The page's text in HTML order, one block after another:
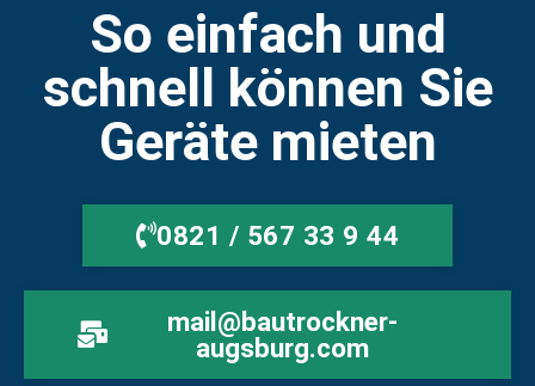
So einfach und
schnell können Sie
Geräte mieten
0821 / 567 33 9 44
mail@bautrockner-
augsburg.com